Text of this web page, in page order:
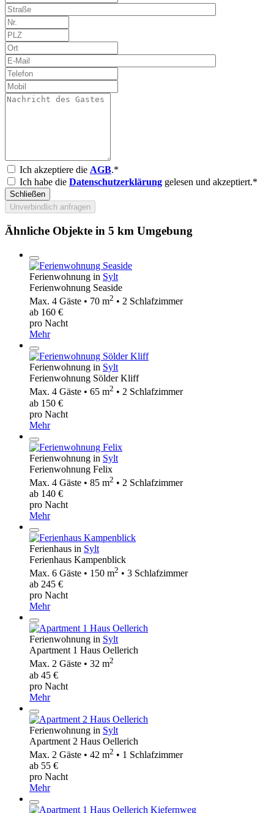
Ich akzeptiere die AGB.*
Ich habe die Datenschutzerklärung gelesen und akzeptiert.*
Schließen
Unverbindlich anfragen
Ähnliche Objekte in 5 km Umgebung
Ferienwohnung in Sylt
Ferienwohnung Seaside
Max. 4 Gäste • 70 m2 • 2 Schlafzimmer
ab 160 €
pro Nacht
Mehr
Ferienwohnung in Sylt
Ferienwohnung Sölder Kliff
Max. 4 Gäste • 65 m2 • 2 Schlafzimmer
ab 150 €
pro Nacht
Mehr
Ferienwohnung in Sylt
Ferienwohnung Felix
Max. 4 Gäste • 85 m2 • 2 Schlafzimmer
ab 140 €
pro Nacht
Mehr
Ferienhaus in Sylt
Ferienhaus Kampenblick
Max. 6 Gäste • 150 m2 • 3 Schlafzimmer
ab 245 €
pro Nacht
Mehr
Ferienwohnung in Sylt
Apartment 1 Haus Oellerich
Max. 2 Gäste • 32 m2
ab 45 €
pro Nacht
Mehr
Ferienwohnung in Sylt
Apartment 2 Haus Oellerich
Max. 2 Gäste • 42 m2 • 1 Schlafzimmer
ab 55 €
pro Nacht
Mehr